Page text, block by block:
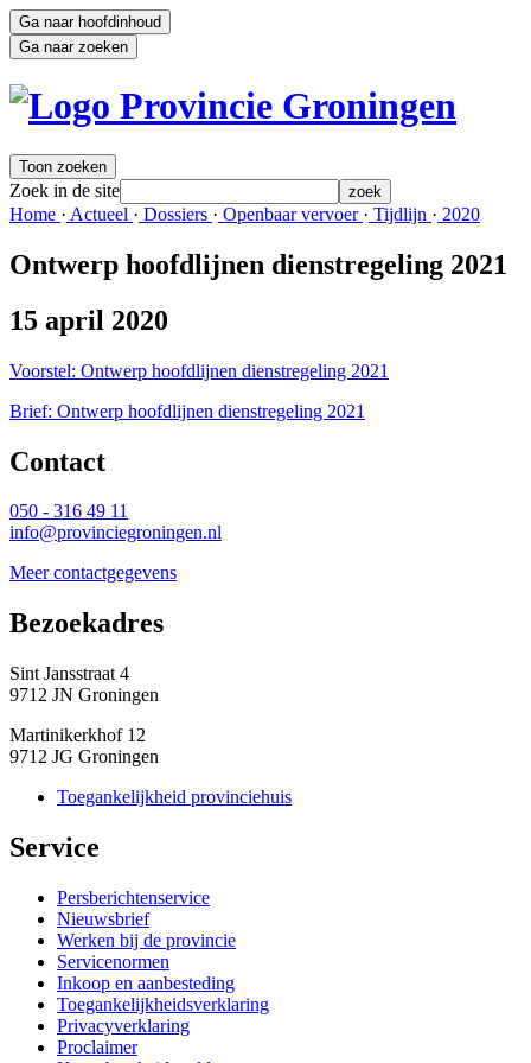
Ga naar hoofdinhoud
Ga naar zoeken
Toon zoeken
Zoek in de site zoek
Home · Actueel · Dossiers · Openbaar vervoer · Tijdlijn · 2020
Ontwerp hoofdlijnen dienstregeling 2021
15 april 2020
Voorstel: Ontwerp hoofdlijnen dienstregeling 2021
Brief: Ontwerp hoofdlijnen dienstregeling 2021
Contact
050 - 316 49 11
info@provinciegroningen.nl
Meer contactgegevens
Bezoekadres
Sint Jansstraat 4
9712 JN Groningen
Martinikerkhof 12
9712 JG Groningen
Toegankelijkheid provinciehuis
Service
Persberichtenservice
Nieuwsbrief
Werken bij de provincie
Servicenormen
Inkoop en aanbesteding
Toegankelijkheidsverklaring
Privacyverklaring
Proclaimer